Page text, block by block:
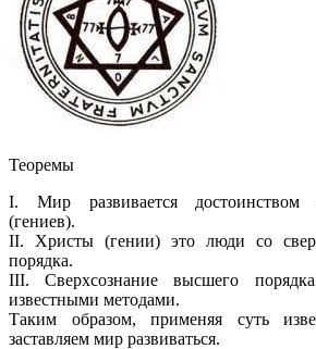
Теоремы
I. Мир развивается достоинством
(гениев).
II. Христы (гении) это люди со
порядка.
III. Сверхсознание высшего
известными методами.
Таким образом, применяя суть
заставляем мир развиваться.